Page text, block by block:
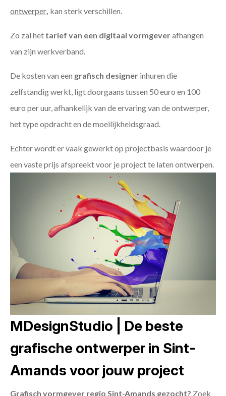
ontwerper kan sterk verschillen.
Zo zal het tarief van een digitaal vormgeverafhangen
van zijn werkverband.
De kosten van een grafisch designer inhuren die
zelfstandig werkt, ligt doorgaans tussen 50 euro en 100
euro per uur, afhankelijk van de ervaring van de ontwerper,
het type opdracht en de moeilijkheidsgraad.
Echter wordt er vaak gewerkt op projectbasis waardoor je
een vaste prijs afspreekt voor je project te laten ontwerpen.
MDesignStudio | De beste
grafische ontwerper in Sint-
Amands voor jouw project
Grafisch vormgever regio Sint-Amands gezocht? Zoek